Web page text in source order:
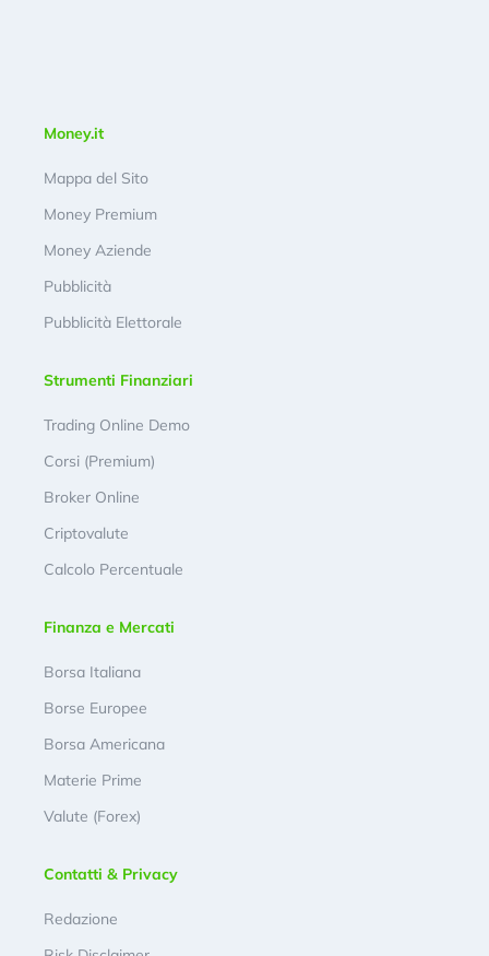
Money.it
Mappa del Sito
Money Premium
Money Aziende
Pubblicità
Pubblicità Elettorale
Strumenti Finanziari
Trading Online Demo
Corsi (Premium)
Broker Online
Criptovalute
Calcolo Percentuale
Finanza e Mercati
Borsa Italiana
Borse Europee
Borsa Americana
Materie Prime
Valute (Forex)
Contatti & Privacy
Redazione